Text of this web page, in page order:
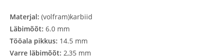
Materjal: (volfram)karbiid
Läbimõõt: 6.0 mm
Tööala pikkus: 14.5 mm
Varre läbimõõt: 2,35 mm